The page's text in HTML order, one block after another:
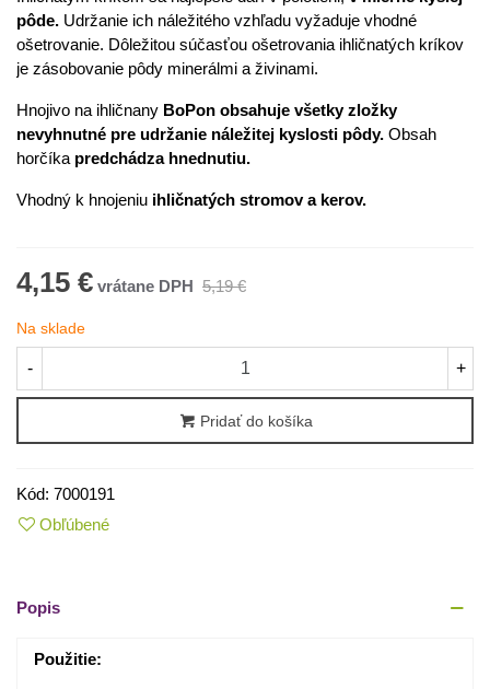
pôde. Udržanie ich náležitého vzhľadu vyžaduje vhodné
ošetrovanie. Dôležitou súčasťou ošetrovania ihličnatých kríkov
je zásobovanie pôdy minerálmi a živinami.
Hnojivo na ihličnany BoPon obsahuje všetky zložky
nevyhnutné pre udržanie náležitej kyslosti pôdy. Obsah
horčíka predchádza hnednutiu.
Vhodný k hnojeniu ihličnatých stromov a kerov.
4,15 € 5,19 €
Na sklade
- +
Pridať do košíka
Kód: 7000191
Obľúbené
Popis
Použitie: